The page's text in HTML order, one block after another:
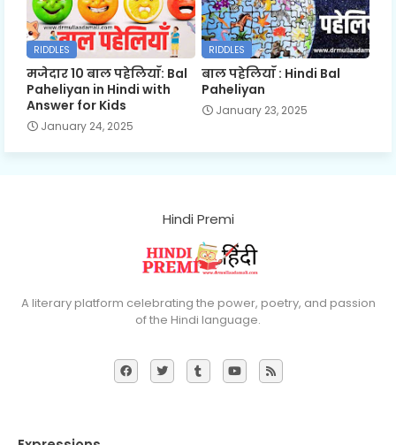
RIDDLES
मजेदार 10 बाल पहेलियाँ: Bal
Paheliyan in Hindi with
Answer for Kids
January 24, 2025
RIDDLES
बाल पहेलियाँ : Hindi Bal
Paheliyan
January 23, 2025
Hindi Premi
A literary platform celebrating the power, poetry, and passion
of the Hindi language.